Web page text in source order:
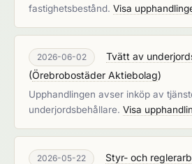
fastighetsbestånd. Visa
2026-06-02
Tvätt av
(Örebrobostäder Aktiebolag)
Upphandlingen avser inköp av
underjordsbehållare. Visa
2026-05-22
Styr- och